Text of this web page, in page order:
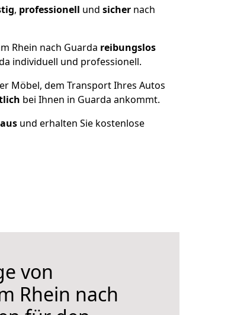
, professionell und sichernach
Rhein nach Guarda reibungslos
individuell und professionell.
Möbel, dem Transport Ihres Autos
bei Ihnen in Guarda ankommt.
und erhalten Sie kostenlose
von
Rhein nach